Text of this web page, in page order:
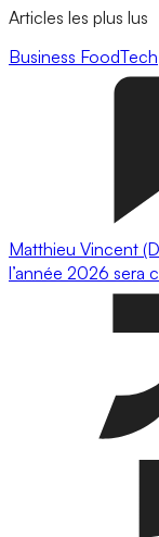
Articles les plus lus
Business FoodTech
Matthieu Vincent
l’année 2026 sera